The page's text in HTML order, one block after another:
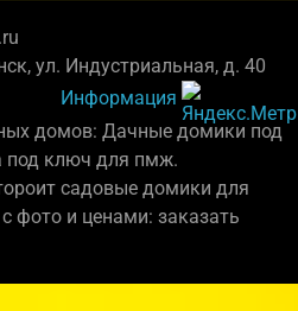
ул. Индустриальная, д. 40
Информация
домов: Дачные домики под
под ключ для пмж.
садовые домики для
фото и ценами: заказать